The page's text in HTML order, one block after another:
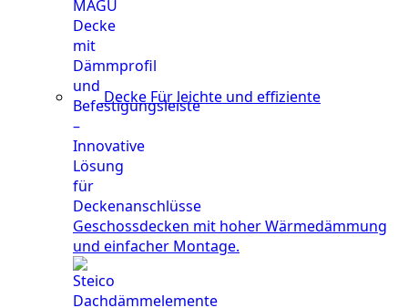
Decke Für leichte und effiziente
Geschossdecken mit hoher Wärmedämmung
und einfacher Montage.